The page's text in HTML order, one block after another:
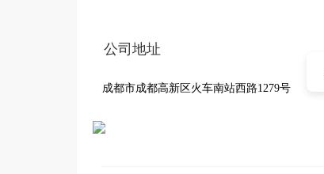
公司地址
成都市成都高新区火车南站西路1279号